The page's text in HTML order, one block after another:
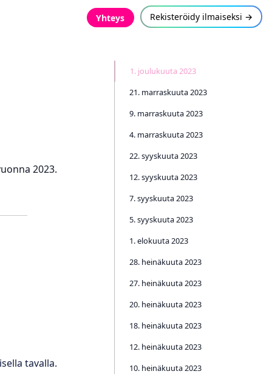
Yhteys Rekisteröidy ilmaiseksi →
2023.
tavalla.
1. joulukuuta 2023
21. marraskuuta 2023
9. marraskuuta 2023
4. marraskuuta 2023
22. syyskuuta 2023
12. syyskuuta 2023
7. syyskuuta 2023
5. syyskuuta 2023
1. elokuuta 2023
28. heinäkuuta 2023
27. heinäkuuta 2023
20. heinäkuuta 2023
18. heinäkuuta 2023
12. heinäkuuta 2023
10. heinäkuuta 2023